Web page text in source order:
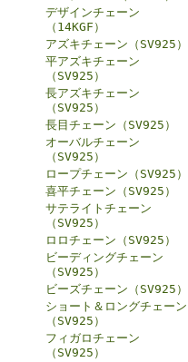
デザインチェーン
（14KGF）
アズキチェーン（SV925）
平アズキチェーン
（SV925）
長アズキチェーン
（SV925）
長目チェーン（SV925）
オーバルチェーン
（SV925）
ロープチェーン（SV925）
喜平チェーン（SV925）
サテライトチェーン
（SV925）
ロロチェーン（SV925）
ビーディングチェーン
（SV925）
ビーズチェーン（SV925）
ショート＆ロングチェーン
（SV925）
フィガロチェーン
（SV925）